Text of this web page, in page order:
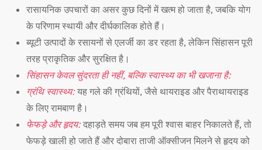
रासायनिक उपचारों का असर कुछ दिनों में खत्म हो जाता है, जबकि योग
के परिणाम स्थायी और दीर्घकालिक होते हैं।
ब्यूटी उत्पादों के रसायनों से एलर्जी का डर रहता है, लेकिन सिंहासन पूरी
तरह प्राकृतिक और सुरक्षित है।
सिंहासन केवल सुंदरता ही नहीं, बल्कि स्वास्थ्य का भी खजाना है:
ग्रंथि स्वास्थ्य:यह गले की ग्रंथियों, जैसे थायराइड और पैराथायराइड
के लिए रामबाण है।
फेफड़े और हृदय:दहाड़ते समय जब हम पूरी श्वास बाहर निकालते हैं, तो
फेफड़े खाली हो जाते हैं और दोबारा ताजी ऑक्सीजन मिलने से हृदय को